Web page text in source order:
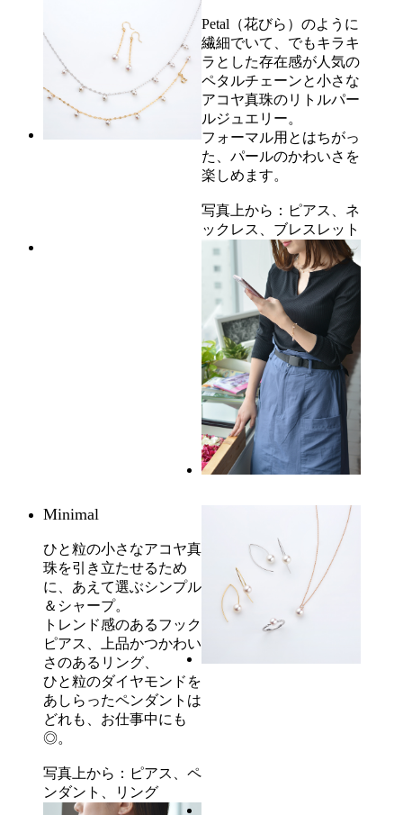
Petal（花びら）のように
繊細でいて、でもキラキ
ラとした存在感が人気の
ペタルチェーンと小さな
アコヤ真珠のリトルパー
ルジュエリー。
フォーマル用とはちがっ
た、パールのかわいさを
楽しめます。
写真上から：ピアス、ネ
ックレス、ブレスレット
Minimal
ひと粒の小さなアコヤ真
珠を引き立たせるため
に、あえて選ぶシンプル
＆シャープ。
トレンド感のあるフック
ピアス、上品かつかわい
さのあるリング、
ひと粒のダイヤモンドを
あしらったペンダントは
どれも、お仕事中にも
◎。
写真上から：ピアス、ペ
ンダント、リング